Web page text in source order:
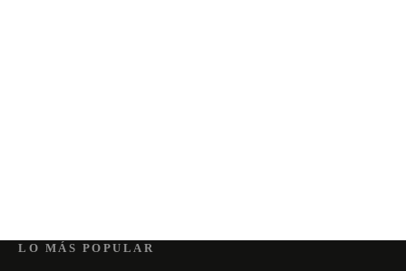
LO MÁS POPULAR